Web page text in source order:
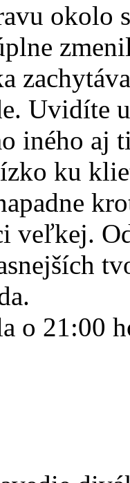
okolo
Uvidíte
iného aj
ku
veľkej.
o 21:00